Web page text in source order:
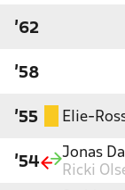
'62
'58
'55 Elie-
'54
Jonas
Ricki